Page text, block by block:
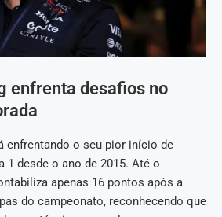
enfrenta desafios no
enfrentando o seu pior início de
1 desde o ano de 2015. Até o
apenas 16 pontos após a
do campeonato, reconhecendo que